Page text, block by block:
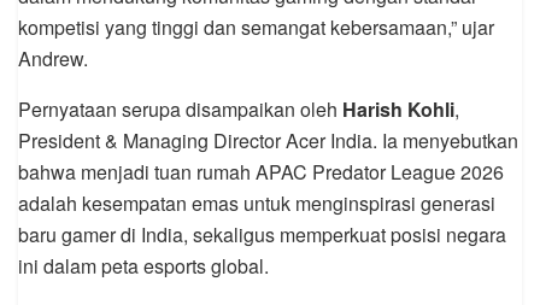
kompetisi yang tinggi dan semangat kebersamaan,” ujar
Andrew.
Pernyataan serupa disampaikan oleh Harish Kohli,
President & Managing Director Acer India. Ia menyebutkan
bahwa menjadi tuan rumah APAC Predator League 2026
adalah kesempatan emas untuk menginspirasi generasi
baru gamer di India, sekaligus memperkuat posisi negara
ini dalam peta esports global.